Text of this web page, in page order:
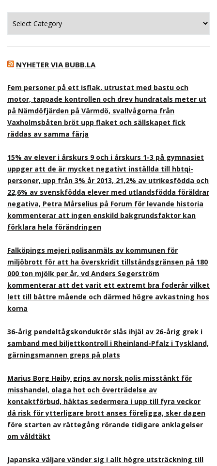
NYHETER VIA BUBB.LA
Fem personer på ett isflak, utrustat med bastu och
motor, tappade kontrollen och drev hundratals meter ut
på Nämdöfjärden på Värmdö, svallvågorna från
Vaxholmsbåten bröt upp flaket och sällskapet fick
räddas av samma färja
15% av elever i årskurs 9 och i årskurs 1-3 på gymnasiet
uppger att de är mycket negativt inställda till hbtqi-
personer, upp från 3% år 2013, 21,2% av utrikesfödda och
22,6% av svenskfödda elever med utlandsfödda föräldrar
negativa, Petra Mårselius på Forum för levande historia
kommenterar att ingen enskild bakgrundsfaktor kan
förklara hela förändringen
Falköpings mejeri polisanmäls av kommunen för
miljöbrott för att ha överskridit tillståndsgränsen på 180
000 ton mjölk per år, vd Anders Segerström
kommenterar att det varit ett extremt bra foderår vilket
lett till bättre mående och därmed högre avkastning hos
korna
36-årig pendeltågskonduktör slås ihjäl av 26-årig grek i
samband med biljettkontroll i Rheinland-Pfalz i Tyskland,
gärningsmannen greps på plats
Marius Borg Høiby grips av norsk polis misstänkt för
misshandel, olaga hot och överträdelse av
kontaktförbud, häktas sedermera i upp till fyra veckor
då risk för ytterligare brott anses föreligga, sker dagen
före starten av rättegång rörande tidigare anklagelser
om våldtäkt
Japanska väljare vänder sig i allt högre utsträckning till